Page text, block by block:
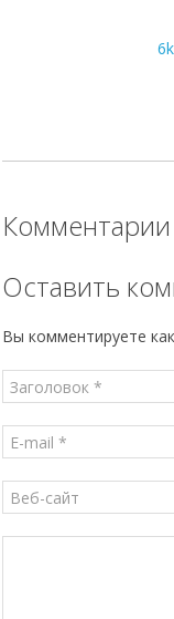
Комментарии
Оставить
Вы комментируете